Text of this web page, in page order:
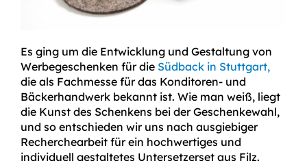
Es ging um die Entwicklung und Gestaltung von
Werbegeschenken für die Südback in Stuttgart,
die als Fachmesse für das Konditoren- und
Bäckerhandwerk bekannt ist. Wie man weiß, liegt
die Kunst des Schenkens bei der Geschenkewahl,
und so entschieden wir uns nach ausgiebiger
Recherchearbeit für ein hochwertiges und
individuell gestaltetes Untersetzerset aus Filz.